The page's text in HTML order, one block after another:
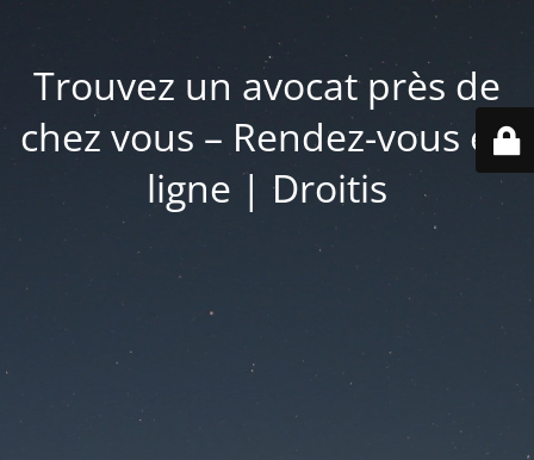
Trouvez un avocat près de
chez vous – Rendez-vous en
ligne | Droitis